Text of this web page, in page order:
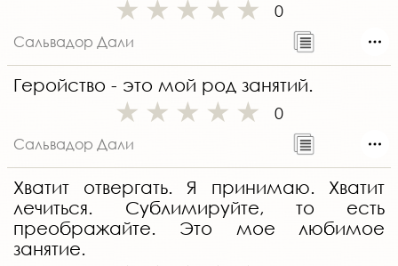
0
Сальвадор Дали
Геройство - это мой род занятий.
0
Сальвадор Дали
Хватит отвергать. Я принимаю. Хватит
лечиться. Сублимируйте, то есть
преображайте. Это мое любимое
занятие.